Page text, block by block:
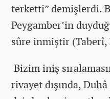
terketti” demişlerdi.
Peygamber’in
sûre inmiştir (Taberî,
Bizim iniş
rivayet dışında,